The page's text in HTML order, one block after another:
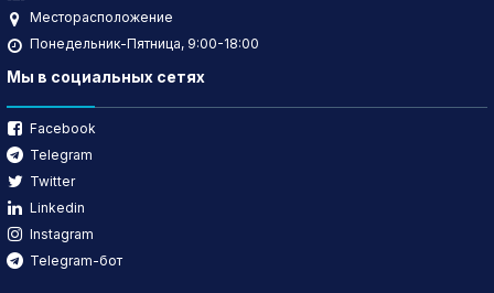
Месторасположение
Понедельник-Пятница, 9:00-18:00
Мы в социальных сетях
Facebook
Telegram
Twitter
Linkedin
Instagram
Telegram-бот